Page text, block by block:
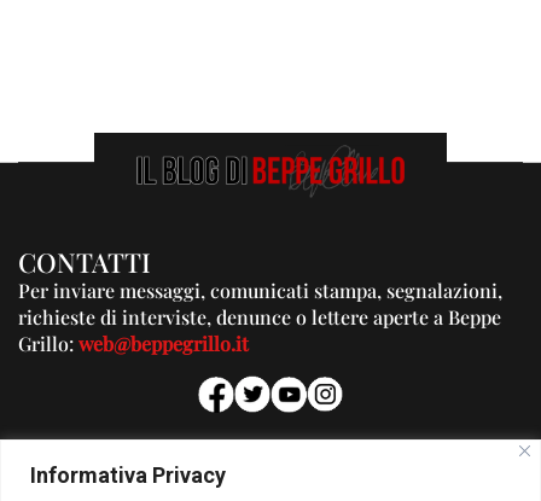
Informativa Privacy
CONTATTI
Per inviare messaggi, comunicati stampa, segnalazioni,
richieste di interviste, denunce o lettere aperte a Beppe
Grillo:web@beppegrillo.it
PUBBLICITA'
Per la tua pubblicità su questo Blog: